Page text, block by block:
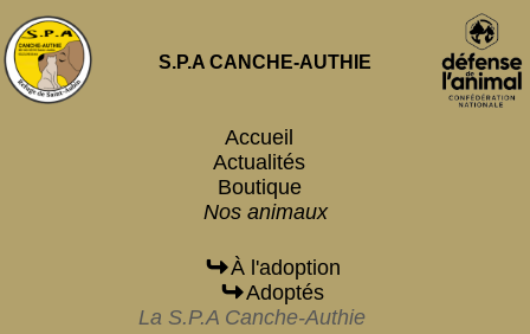
S.P.A CANCHE-AUTHIE
Accueil
Actualités
Boutique
Nos animaux
À l'adoption
Adoptés
La S.P.A Canche-Authie